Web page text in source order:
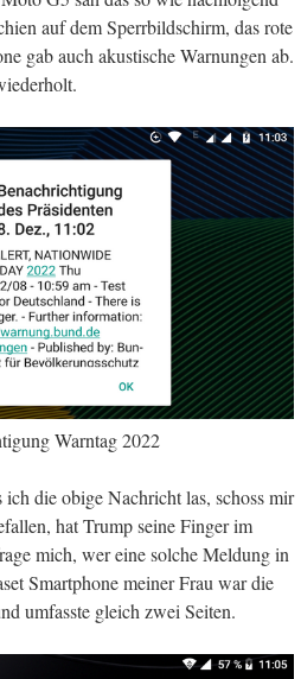
auf dem Sperrbildschirm, das rote
gab auch akustische Warnungen ab.
Warntag 2022
die obige Nachricht las, schoss mir
hat Trump seine Finger im
mich, wer eine solche Meldung in
Smartphone meiner Frau war die
umfasste gleich zwei Seiten.